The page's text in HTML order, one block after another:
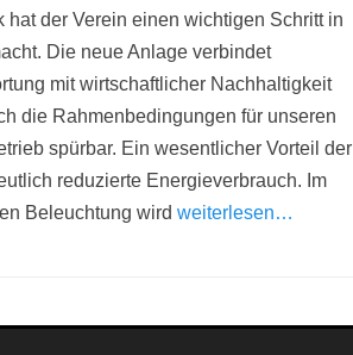
hat der Verein einen wichtigen Schritt in
Die neue Anlage verbindet
mit wirtschaftlicher Nachhaltigkeit
die Rahmenbedingungen für unseren
spürbar. Ein wesentlicher Vorteil der
reduzierte Energieverbrauch. Im
Beleuchtung wird weiterlesen…